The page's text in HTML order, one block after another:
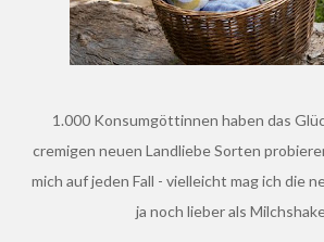
1.000 Konsumgöttinnen haben das Glück und dürfen die
cremigen neuen Landliebe Sorten
mich auf jeden Fall - vielleicht mag ich die
ja noch lieber als